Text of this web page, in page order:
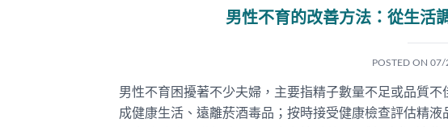
男性不育的改善方法：從生活
POSTED ON 07/
男性不育困擾著不少夫婦，主要指精子數量不足或品質
成健康生活、遠離菸酒毒品；按時接受健康檢查評估精